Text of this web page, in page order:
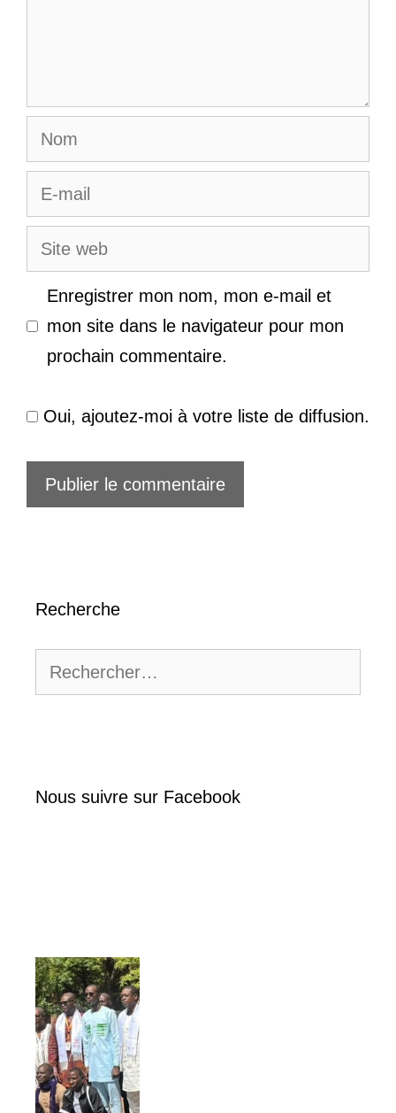
Nom
E-
mail
Site
web
Enregistrer mon nom, mon e-mail et
mon site dans le navigateur pour mon
prochain commentaire.
Oui, ajoutez-moi à votre liste de diffusion.
Recherche
Nous suivre sur Facebook